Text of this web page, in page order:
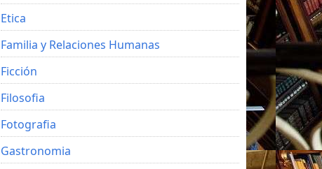
Etica
Familia y Relaciones Humanas
Ficción
Filosofia
Fotografia
Gastronomia